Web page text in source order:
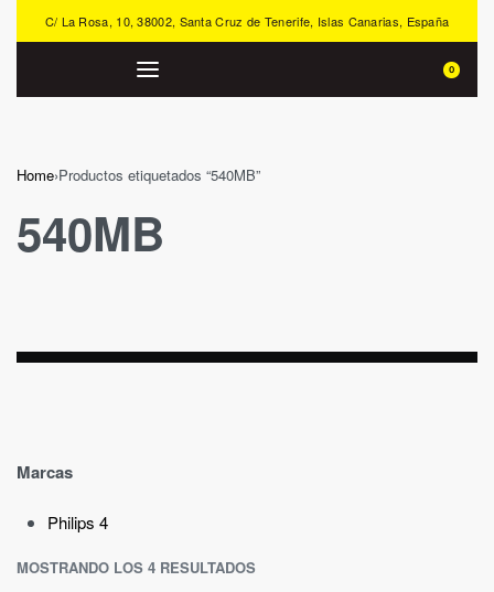
C/ La Rosa, 10, 38002, Santa Cruz de Tenerife, Islas Canarias, España
0
Home›Productos etiquetados “540MB”
540MB
Marcas
Philips 4
MOSTRANDO LOS 4 RESULTADOS